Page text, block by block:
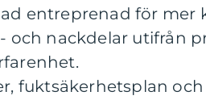
entreprenad för mer
och nackdelar utifrån
fuktsäkerhetsplan och